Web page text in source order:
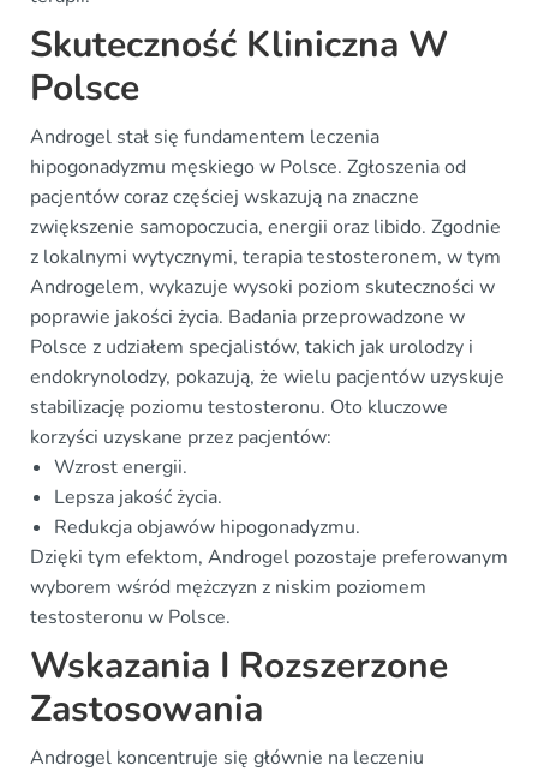
Skuteczność Kliniczna W
Polsce
Androgel stał się fundamentem leczenia
hipogonadyzmu męskiego w Polsce. Zgłoszenia od
pacjentów coraz częściej wskazują na znaczne
zwiększenie samopoczucia, energii oraz libido. Zgodnie
z lokalnymi wytycznymi, terapia testosteronem, w tym
Androgelem, wykazuje wysoki poziom skuteczności w
poprawie jakości życia. Badania przeprowadzone w
Polsce z udziałem specjalistów, takich jak urolodzy i
endokrynolodzy, pokazują, że wielu pacjentów uzyskuje
stabilizację poziomu testosteronu. Oto kluczowe
korzyści uzyskane przez pacjentów:
Wzrost energii.
Lepsza jakość życia.
Redukcja objawów hipogonadyzmu.
Dzięki tym efektom, Androgel pozostaje preferowanym
wyborem wśród mężczyzn z niskim poziomem
testosteronu w Polsce.
Wskazania I Rozszerzone
Zastosowania
Androgel koncentruje się głównie na leczeniu